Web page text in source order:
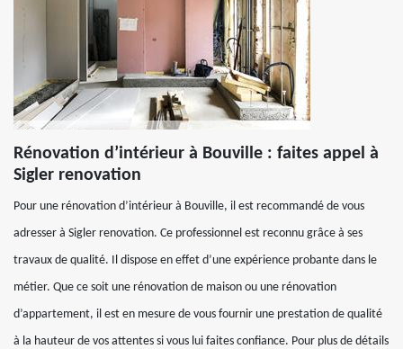
Rénovation d’intérieur à Bouville : faites appel à
Sigler renovation
Pour une rénovation d’intérieur à Bouville, il est recommandé de vous
adresser à Sigler renovation. Ce professionnel est reconnu grâce à ses
travaux de qualité. Il dispose en effet d’une expérience probante dans le
métier. Que ce soit une rénovation de maison ou une rénovation
d’appartement, il est en mesure de vous fournir une prestation de qualité
à la hauteur de vos attentes si vous lui faites confiance. Pour plus de détails